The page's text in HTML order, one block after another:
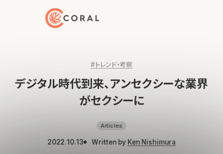
トップページへ戻る
#トレンド・考察
デジタル時代到来、アンセクシーな業界
がセクシーに
Articles
2022.10.13 Written by Ken Nishimura